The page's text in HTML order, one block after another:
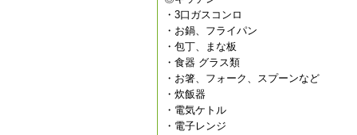
・3口ガスコンロ
・お鍋、フライパン
・包丁、まな板
・食器 グラス類
・お箸、フォーク、スプーンなど
・炊飯器
・電気ケトル
・電子レンジ